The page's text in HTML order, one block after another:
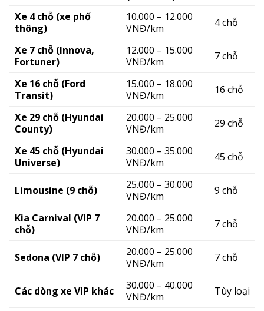
Xe 4 chỗ (xe phổ
thông)
10.000 – 12.000
VNĐ/km
4 chỗ
Xe 7 chỗ (Innova,
Fortuner)
12.000 – 15.000
VNĐ/km
7 chỗ
Xe 16 chỗ (Ford
Transit)
15.000 – 18.000
VNĐ/km
16 chỗ
Xe 29 chỗ (Hyundai
County)
20.000 – 25.000
VNĐ/km
29 chỗ
Xe 45 chỗ (Hyundai
Universe)
30.000 – 35.000
VNĐ/km
45 chỗ
Limousine (9 chỗ)
25.000 – 30.000
VNĐ/km
9 chỗ
Kia Carnival (VIP 7
chỗ)
20.000 – 25.000
VNĐ/km
7 chỗ
Sedona (VIP 7 chỗ)
20.000 – 25.000
VNĐ/km
7 chỗ
Các dòng xe VIP khác
30.000 – 40.000
VNĐ/km
Tùy loại